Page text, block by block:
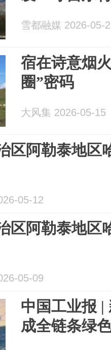
雪都融媒 2026-05-
宿在诗意烟
圈”密码
大风集 2026-05-15
区阿勒泰地区
05-12
区阿勒泰地区
05-09
中国工业报 |
成全链条绿